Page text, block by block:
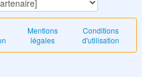
Mentions
légales
Conditions
d'utilisation